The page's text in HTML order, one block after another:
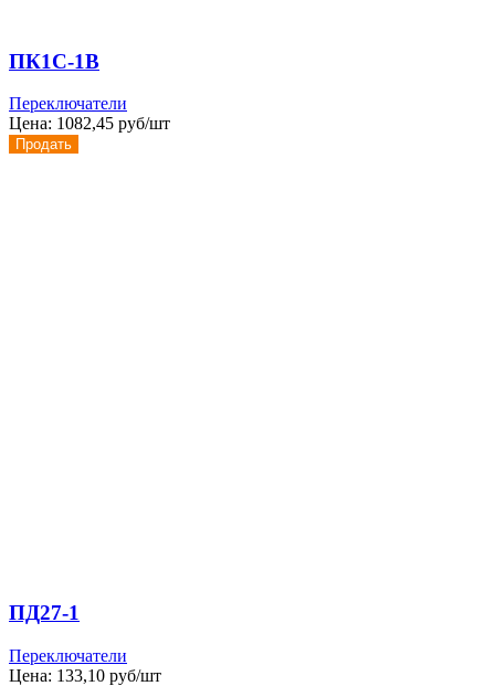
ПК1С-1В
Переключатели
Цена: 1082,45 руб/шт
Продать
ПД27-1
Переключатели
Цена: 133,10 руб/шт